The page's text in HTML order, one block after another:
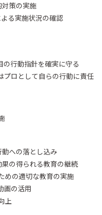
策の実施
る実施状況の確認
行動指針を確実に守る
プロとして自らの行動に責任
への落とし込み
の得られる教育の継続
めの適切な教育の実施
画の活用
上